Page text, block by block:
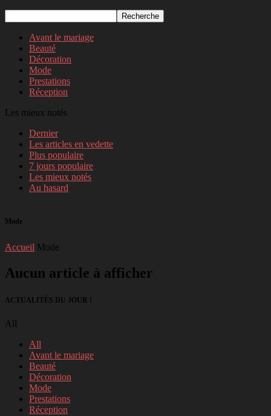
Avant le mariage
Beauté
Décoration
Mode
Prestations
Réception
Les mieux notés
Dernier
Les articles en vedette
Plus populaire
7 jours populaire
Les mieux notés
Au hasard
Mode
Accueil Mode
Aucun article à afficher
ACTUALITÉS DU JOUR !
All
All
Avant le mariage
Beauté
Décoration
Mode
Prestations
Réception